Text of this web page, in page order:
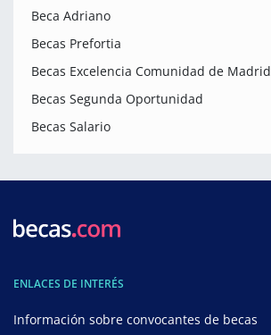
Beca Adriano
Becas Prefortia
Becas Excelencia Comunidad de Madrid
Becas Segunda Oportunidad
Becas Salario
ENLACES DE INTERÉS
Información sobre convocantes de becas